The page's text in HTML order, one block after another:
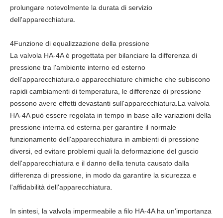
prolungare notevolmente la durata di servizio
dell'apparecchiatura.
4Funzione di equalizzazione della pressione
La valvola HA-4A è progettata per bilanciare la differenza di
pressione tra l'ambiente interno ed esterno
dell'apparecchiatura.o apparecchiature chimiche che subiscono
rapidi cambiamenti di temperatura, le differenze di pressione
possono avere effetti devastanti sull'apparecchiatura.La valvola
HA-4A può essere regolata in tempo in base alle variazioni della
pressione interna ed esterna per garantire il normale
funzionamento dell'apparecchiatura in ambienti di pressione
diversi, ed evitare problemi quali la deformazione del guscio
dell'apparecchiatura e il danno della tenuta causato dalla
differenza di pressione, in modo da garantire la sicurezza e
l'affidabilità dell'apparecchiatura.
In sintesi, la valvola impermeabile a filo HA-4A ha un'importanza